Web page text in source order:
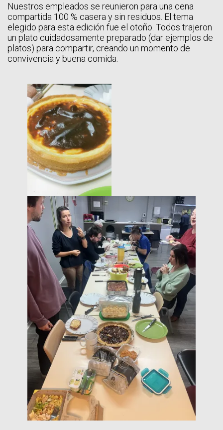
Nuestros empleados se reunieron para una cena
compartida 100 % casera y sin residuos. El tema
elegido para esta edición fue el otoño. Todos trajeron
un plato cuidadosamente preparado (dar ejemplos de
platos) para compartir, creando un momento de
convivencia y buena comida.